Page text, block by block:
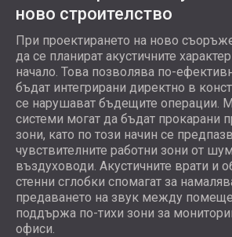
ново строителство
При проектирането на ново
да се планират акустичните
начало. Това позволява по-
бъдат интегрирани директно в
се нарушават бъдещите операции.
системи могат да бъдат прокарани
зони, като по този начин се
чувствителните работни зони от
въздуховоди. Акустичните врати и
стенни сглобки спомагат за
предаването на звук между
поддържа по-тихи зони за
офиси.